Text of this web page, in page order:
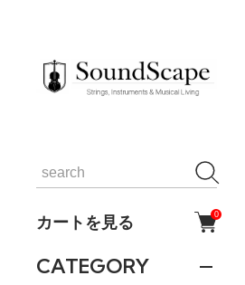
カートを見る 0
CATEGORY